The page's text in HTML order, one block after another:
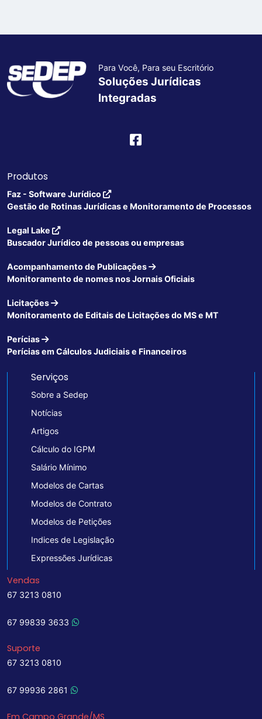
Para Você, Para seu Escritório
Soluções Jurídicas
Integradas
Produtos
Faz - Software Jurídico
Gestão de Rotinas Jurídicas e Monitoramento de Processos
Legal Lake
Buscador Jurídico de pessoas ou empresas
Acompanhamento de Publicações
Monitoramento de nomes nos Jornais Oficiais
Licitações
Monitoramento de Editais de Licitações do MS e MT
Perícias
Perícias em Cálculos Judiciais e Financeiros
Serviços
Sobre a Sedep
Notícias
Artigos
Cálculo do IGPM
Salário Mínimo
Modelos de Cartas
Modelos de Contrato
Modelos de Petições
Indices de Legislação
Expressões Jurídicas
Vendas
67 3213 0810
67 99839 3633
Suporte
67 3213 0810
67 99936 2861
Em Campo Grande/MS